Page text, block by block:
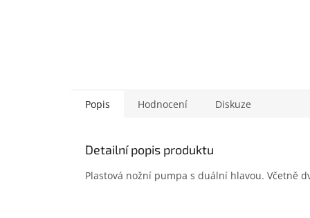
Popis Hodnocení Diskuze
Detailní popis produktu
Plastová nožní pumpa s duální hlavou. Včetně